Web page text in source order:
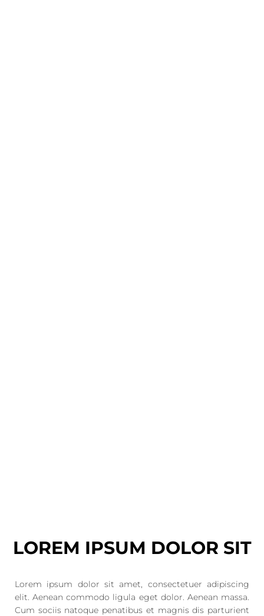
LOREM IPSUM DOLOR SIT
Lorem ipsum dolor sit amet, consectetuer adipiscing
elit. Aenean commodo ligula eget dolor. Aenean massa.
Cum sociis natoque penatibus et magnis dis parturient